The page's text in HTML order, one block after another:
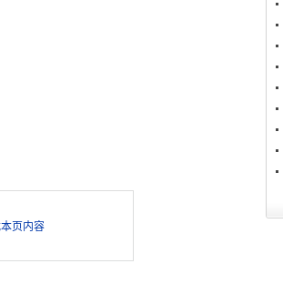
本页内容